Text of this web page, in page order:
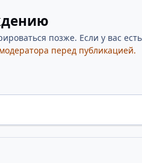
позже. Если у вас есть
перед публикацией.